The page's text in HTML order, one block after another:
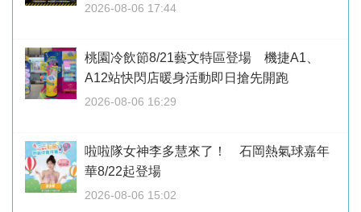
2026-08-06 17:44
桃園冷飲節8/21藝文特區登場 機捷A1、
A12站快閃店暖身活動即日搶先開跑
2026-08-06 16:29
啦啦隊女神李多慧來了！ 石岡熱氣球嘉年
華8/22起登場
2026-08-06 15:02